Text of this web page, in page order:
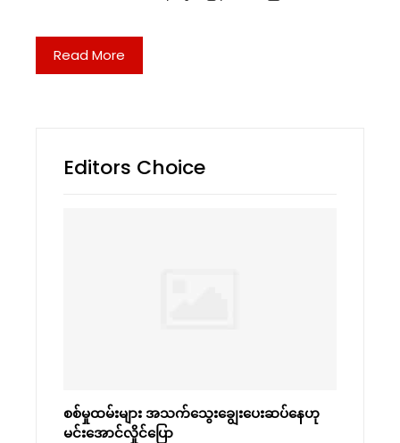
Read More
Editors Choice
စစ်မှုထမ်းများ အသက်သွေးချွေးပေးဆပ်နေဟု
မင်းအောင်လှိုင်ပြော